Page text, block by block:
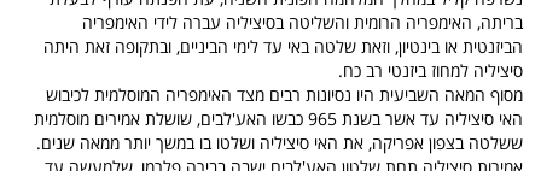
בריתה, האימפריה הרומית והשליטה בסיציליה עברה לידי האימפריה
הביזנטית או בינטיון, וזאת שלטה באי עד לימי הביניים, ובתקופה זאת היתה
סיציליה למחוז ביזנטי רב כח.
מסוף המאה השביעית היו נסיונות רבים מצד האימפריה המוסלמית לכיבוש
האי סיציליה עד אשר בשנת 965 כבשו האע'לבים, שושלת אמירים מוסלמית
ששלטה בצפון אפריקה, את האי סיציליה ושלטו בו במשך יותר ממאה שנים.